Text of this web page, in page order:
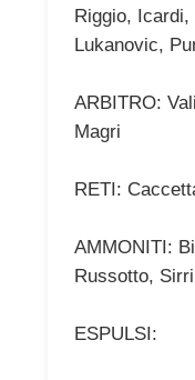
Riggio,
Lukanovic,
ARBITRO:
Magri
RETI:
AMMONITI:
Russotto,
ESPULSI: